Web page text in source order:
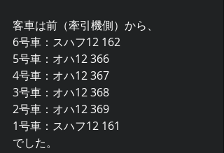
客車は前（牽引機側）から、
6号車：スハフ12 162
5号車：オハ12 366
4号車：オハ12 367
3号車：オハ12 368
2号車：オハ12 369
1号車：スハフ12 161
でした。